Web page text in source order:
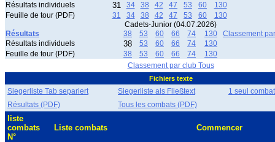
Résultats individuels
31 34 38 42 47 53 60
130
Feuille de tour (PDF)
31 34 38 42 47 53 60
130
Cadets-Junior (04.07.2026)
Résultats
38 53 60 66 74 130
Classement
Résultats individuels
38 53 60 66 74
130
Feuille de tour (PDF)
38 53 60 66 74
130
Classement par club Tous
Fichiers texte
Siegerliste Tab separiert Siegerliste als Fließtext
1 seul combat
Résultats (PDF)
Tous les combats (PDF)
liste
combats
N°
Liste combats Commencer